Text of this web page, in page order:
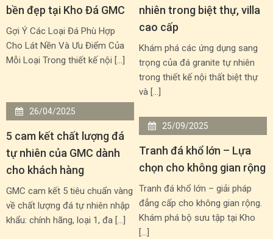
bền đẹp tại Kho Đá GMC
Gợi Ý Các Loại Đá Phù Hợp
Cho Lát Nền Và Ưu Điểm Của
Mỗi Loại Trong thiết kế nội […]
nhiên trong biệt thự, villa
cao cấp
Khám phá các ứng dụng sang
trọng của đá granite tự nhiên
trong thiết kế nội thất biệt thự
và […]
26/04/2025
5 cam kết chất lượng đá
tự nhiên của GMC dành
cho khách hàng
GMC cam kết 5 tiêu chuẩn vàng
về chất lượng đá tự nhiên nhập
khẩu: chính hãng, loại 1, đa […]
25/09/2025
Tranh đá khổ lớn – Lựa
chọn cho không gian rộng
Tranh đá khổ lớn – giải pháp
đẳng cấp cho không gian rộng.
Khám phá bộ sưu tập tại Kho
[…]